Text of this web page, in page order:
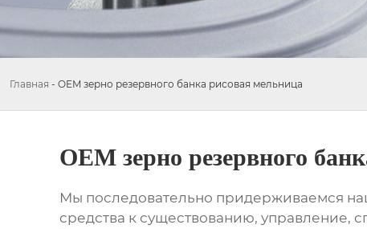
Главная - OEM зерно резервного банка рисовая мельница
OEM зерно резервного
Мы последовательно придерживаемся
средства к существованию, управление,